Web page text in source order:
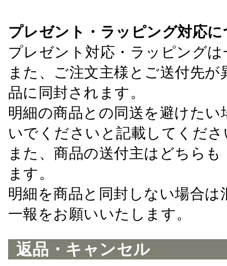
プレゼント・ラッピング対応
プレゼント対応・ラッピング
また、ご注文主様とご送付先
品に同封されます。
明細の商品との同送を避けた
いでくださいと記載してくださ
また、商品の送付主はどちら
ます。
明細を商品と同封しない場合
一報をお願いいたします。
返品・キャンセル